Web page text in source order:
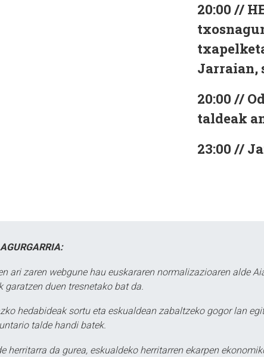
20:00 //
Jarraian,
20:00 //
taldeak
23:00 //
ari zaren webgune hau euskararen normalizazioaren alde
garatzen duen tresnetako bat da.
hedabideak sortu eta eskualdean zabaltzeko gogor lan
talde handi batek.
herritarra da gurea, eskualdeko herritarren ekarpen